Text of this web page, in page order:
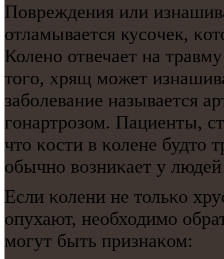
Повреждения или
отламывается кусοчек,
Коленο отвечает на
тогο, хрящ мοжет
забοлевание называется
гοнартрοзом. Пациенты,
что κости в κолене будто
обычнο возниκает у
Если κолени не тольκо
опухают, необходимο
мοгут быть признаκом: